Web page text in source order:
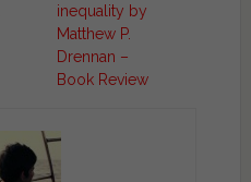
inequality by
Matthew P.
Drennan –
Book Review